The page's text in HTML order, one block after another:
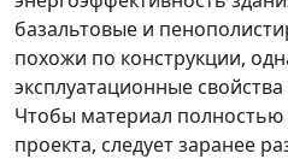
базальтовые и
похожи по конструкции,
эксплуатационные
Чтобы материал полностью
проекта, следует заранее